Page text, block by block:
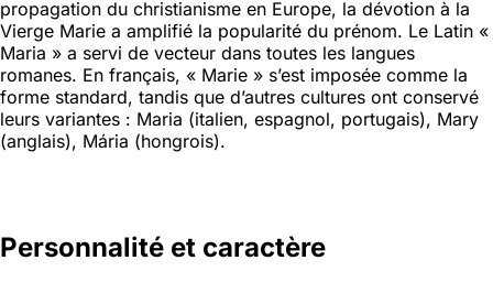
propagation du christianisme en Europe, la dévotion à la
Vierge Marie a amplifié la popularité du prénom. Le Latin «
Maria » a servi de vecteur dans toutes les langues
romanes. En français, « Marie » s’est imposée comme la
forme standard, tandis que d’autres cultures ont conservé
leurs variantes : Maria (italien, espagnol, portugais), Mary
(anglais), Mária (hongrois).
Personnalité et caractère